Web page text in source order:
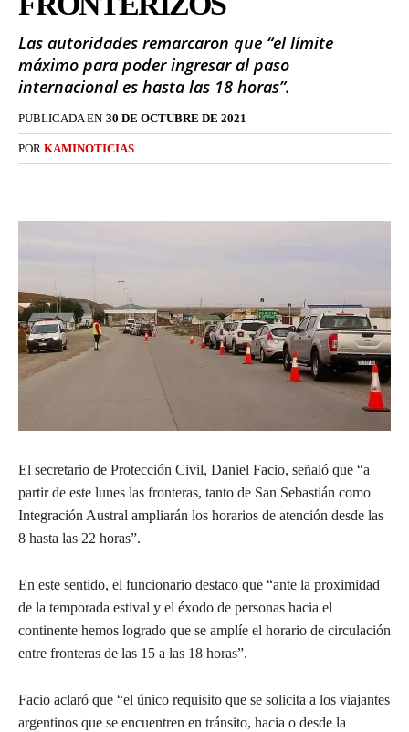
Las autoridades remarcaron que “el límite
máximo para poder ingresar al paso
internacional es hasta las 18 horas”.
PUBLICADA EN 30 DE OCTUBRE DE 2021
POR KAMINOTICIAS
El secretario de Protección Civil, Daniel Facio, señaló que “a
partir de este lunes las fronteras, tanto de San Sebastián como
Integración Austral ampliarán los horarios de atención desde las
8 hasta las 22 horas”.
En este sentido, el funcionario destaco que “ante la proximidad
de la temporada estival y el éxodo de personas hacia el
continente hemos logrado que se amplíe el horario de circulación
entre fronteras de las 15 a las 18 horas”.
Facio aclaró que “el único requisito que se solicita a los viajantes
argentinos que se encuentren en tránsito, hacia o desde la